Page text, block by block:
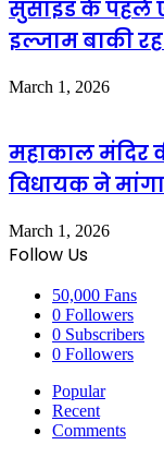
सुसाइड के पहले
इल्जाम बाकी
March 1, 2026
महाकाल मंदिर
विधायक ने मांगा
March 1, 2026
Follow Us
50,000 Fans
0 Followers
0 Subscribers
0 Followers
Popular
Recent
Comments